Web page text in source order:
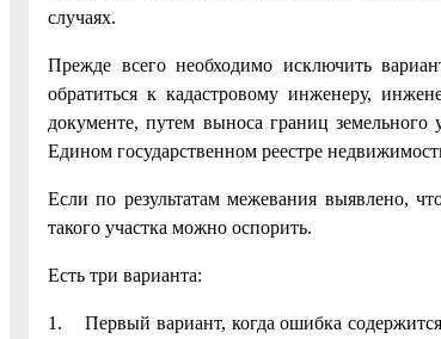
случаях.
Прежде всего необходимо исключить
обратиться к кадастровому инженеру,
документе, путем выноса границ земельного
Едином государственном реестре
Если по результатам межевания выявлено,
такого участка можно оспорить.
Есть три варианта:
1. Первый вариант, когда ошибка